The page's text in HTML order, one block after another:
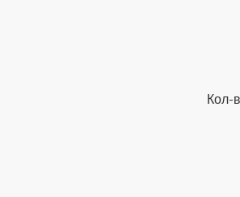
Кол-